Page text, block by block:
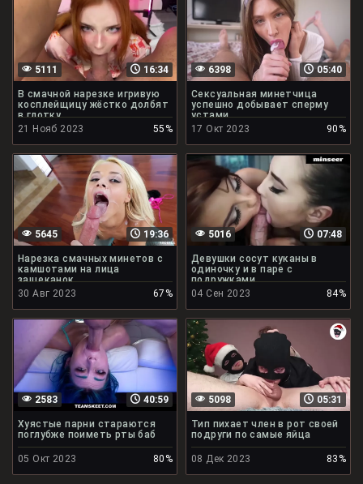
16:34
5111
В смачной нарезке игривую
косплейщицу жёстко долбят
в глотку
21 Нояб 2023
55%
05:40
6398
Сексуальная минетчица
успешно добывает сперму
устами
17 Окт 2023
90%
19:36
5645
Нарезка смачных минетов с
камшотами на лица
защеканок
30 Авг 2023
67%
07:48
5016
Девушки сосут куканы в
одиночку и в паре с
подружками
04 Сен 2023
84%
40:59
2583
Хуястые парни стараются
поглубже поиметь рты баб
05 Окт 2023 80%
05:31
5098
Тип пихает член в рот своей
подруги по самые яйца
08 Дек 2023 83%